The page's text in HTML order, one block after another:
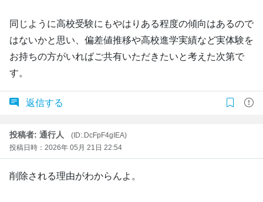
同じように高校受験にもやはりある程度の傾向はあるので
はないかと思い、偏差値推移や高校進学実績など実体験を
お持ちの方がいればご共有いただきたいと考えた次第で
す。
返信する
投稿者: 通行人
(ID:.DcFpF4gIEA)
投稿日時：2026年 05月 21日 22:54
削除される理由がわからんよ。